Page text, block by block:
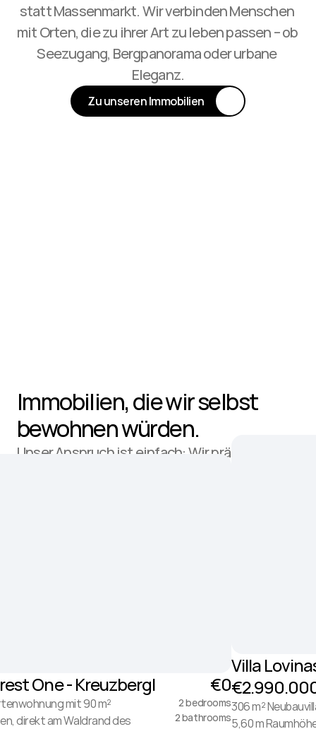
statt Massenmarkt. Wir verbinden Menschen
mit Orten, die zu ihrer Art zu leben passen – ob
Seezugang, Bergpanorama oder urbane
Eleganz.
Zu unseren Immobilien
Immobilien, die wir selbst
bewohnen würden.
Unser Anspruch ist einfach: Wir präsentieren
One - Kreuzbergl €0
mit 90 m²
direkt am Waldrand des
2 bedrooms
2 bathrooms
Villa
306 m²
5,60 m